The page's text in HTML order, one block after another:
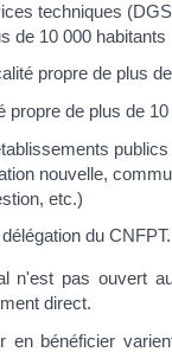
techniques
de 10 000 habitants
propre de plus
propre de plus de
nouvelle,
etc.)
du CNFPT.
n'est pas ouvert
direct.
en bénéficier